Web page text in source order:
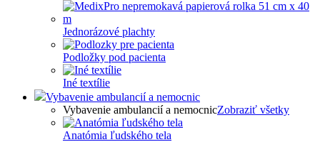
Jednorázové plachty
Podložky pod pacienta
Iné textílie
Vybavenie ambulancií a nemocnic
Vybavenie ambulancií a nemocnicZobraziť všetky
Anatómia ľudského tela